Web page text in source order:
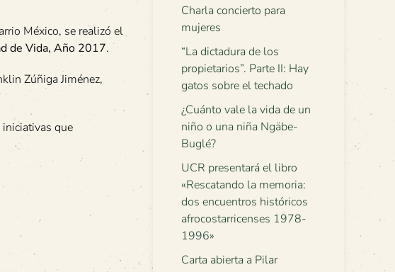
México, se realizó el
de Vida, Año 2017.
Zúñiga Jiménez,
que
Charla concierto para
mujeres
“La dictadura de los
propietarios”. Parte II: Hay
gatos sobre el techado
¿Cuánto vale la vida de un
niño o una niña Ngäbe-
Buglé?
UCR presentará el libro
«Rescatando la memoria:
dos encuentros históricos
afrocostarricenses 1978-
1996»
Carta abierta a Pilar